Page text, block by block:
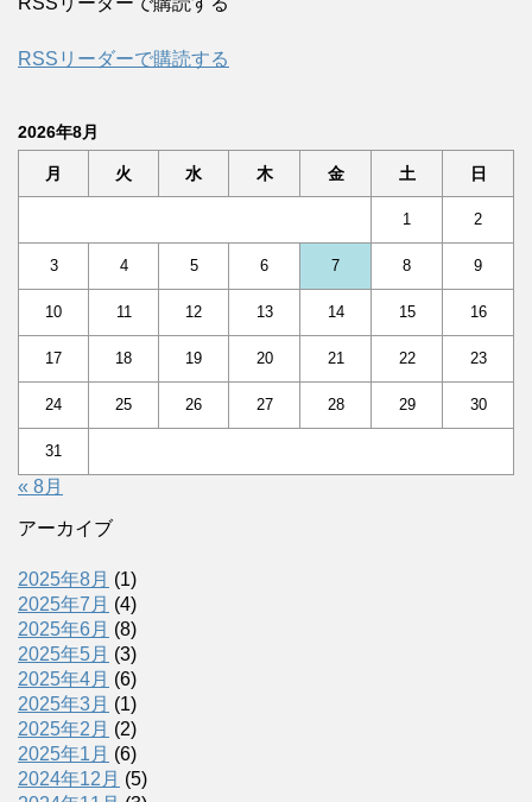
RSSリーダーで購読する
2026年8月
月 火 水 木 金 土 日
1 2
3 4 5 6 7 8 9
10 11 12 13 14 15 16
17 18 19 20 21 22 23
24 25 26 27 28 29 30
31
« 8月
アーカイブ
2025年8月 (1)
2025年7月 (4)
2025年6月 (8)
2025年5月 (3)
2025年4月 (6)
2025年3月 (1)
2025年2月 (2)
2025年1月 (6)
2024年12月 (5)